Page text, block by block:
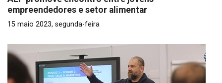
empreendedores e setor alimentar
15 maio 2023, segunda-feira